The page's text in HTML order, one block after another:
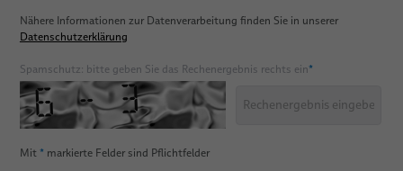
Nähere Informationen zur Datenverarbeitung finden Sie in unserer
Datenschutzerklärung
Spamschutz: bitte geben Sie das Rechenergebnis rechts ein*
Mit * markierte Felder sind Pflichtfelder